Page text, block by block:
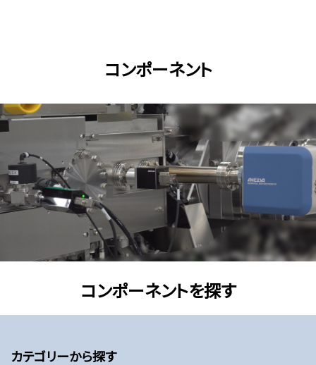
コンポーネント
コンポーネントを探す
カテゴリーから探す